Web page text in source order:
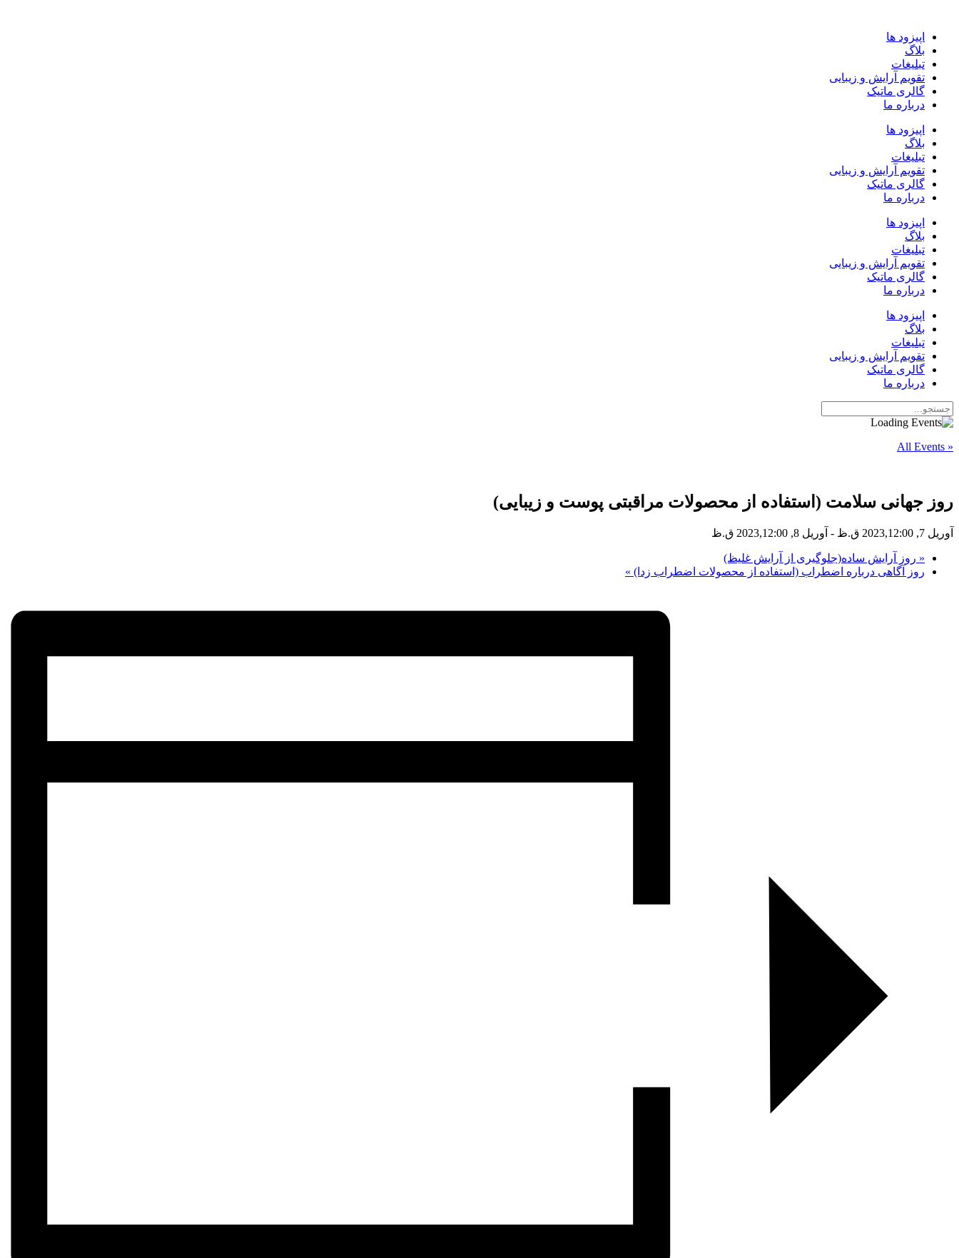
محتوا
اپیزود ها
بلاگ
تبلیغات
تقویم آرایش و زیبایی
گالری ماتیک
درباره ما
اپیزود ها
بلاگ
تبلیغات
تقویم آرایش و زیبایی
گالری ماتیک
درباره ما
اپیزود ها
بلاگ
تبلیغات
تقویم آرایش و زیبایی
گالری ماتیک
درباره ما
اپیزود ها
بلاگ
تبلیغات
تقویم آرایش و زیبایی
گالری ماتیک
درباره ما
« All Events
روز جهانی سلامت (استفاده از محصولات مراقبتی پوست و زیبایی)
آوریل 7, 2023,12:00 ق.ظ - آوریل 8, 2023,12:00 ق.ظ
« روز آرایش ساده(جلوگیری از آرایش غلیظ)
روز آگاهی درباره اضطراب (استفاده از محصولات اضطراب زدا) »